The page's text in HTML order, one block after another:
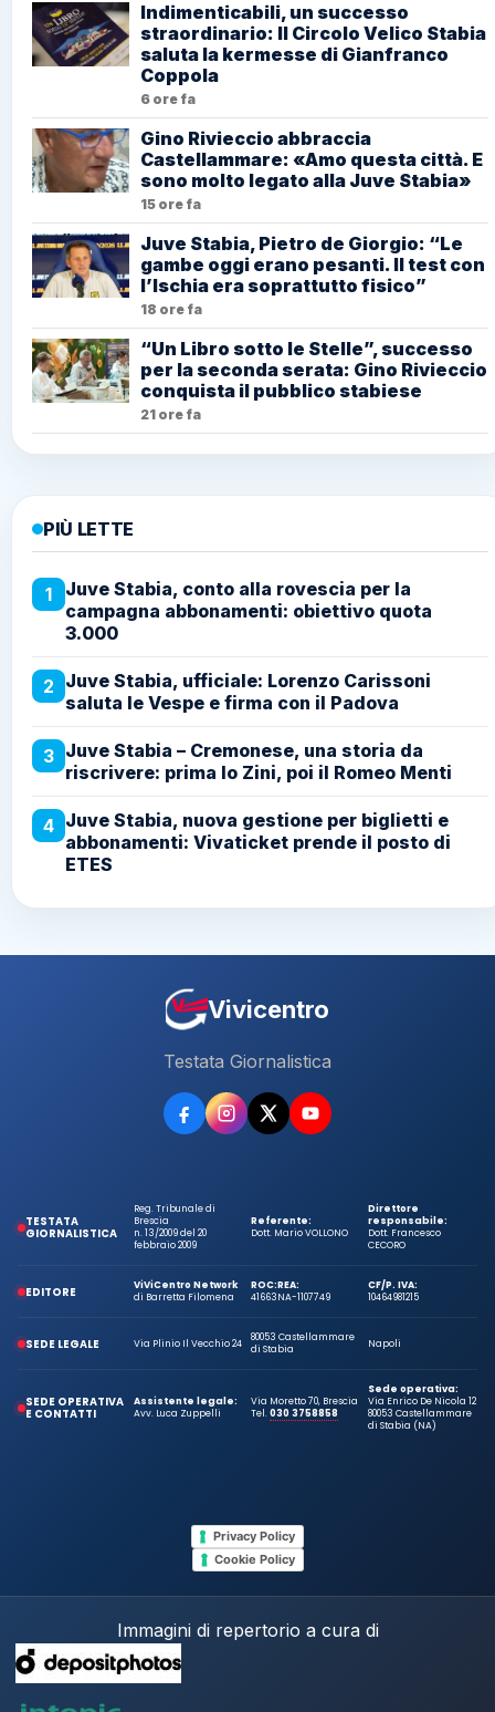
Indimenticabili, un successo
straordinario: Il Circolo Velico Stabia
saluta la kermesse di Gianfranco
Coppola
6 ore fa
Gino Rivieccio abbraccia
Castellammare: «Amo questa città. E
sono molto legato alla Juve Stabia»
15 ore fa
Juve Stabia, Pietro de Giorgio: “Le
gambe oggi erano pesanti. Il test con
l’Ischia era soprattutto fisico”
18 ore fa
“Un Libro sotto le Stelle”, successo
per la seconda serata: Gino Rivieccio
conquista il pubblico stabiese
21 ore fa
PIÙ LETTE
1
Juve Stabia, conto alla rovescia per la
campagna abbonamenti: obiettivo quota
3.000
2 Juve Stabia, ufficiale: Lorenzo Carissoni
saluta le Vespe e firma con il Padova
3 Juve Stabia – Cremonese, una storia da
riscrivere: prima lo Zini, poi il Romeo Menti
4 Juve Stabia, nuova gestione per biglietti e
abbonamenti: Vivaticket prende il posto di
ETES
Vivicentro
Testata Giornalistica
TESTATA
GIORNALISTICA
Reg. Tribunale di
Brescia
n. 13/2009 del 20
febbraio 2009
Referente:
Dott. Mario VOLLONO
Direttore
responsabile:
Dott. Francesco
CECORO
EDITORE
ViViCentro Network
di Barretta Filomena
ROC:
41663
REA:
NA-1107749
CF/P. IVA:
10464981215
SEDE LEGALE Via Plinio Il Vecchio 24
80053 Castellammare
di Stabia
Napoli
SEDE OPERATIVA
E CONTATTI
Assistente legale:
Avv. Luca Zuppelli
Via Moretto 70, Brescia
Tel.030 3758858
Sede operativa:
Via Enrico De Nicola 12
80053 Castellammare
di Stabia (NA)
Privacy Policy
Cookie Policy
Immagini di repertorio a cura di